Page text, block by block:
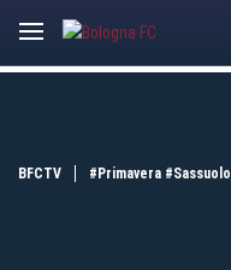
BFCTV #Primavera #Sassuolo